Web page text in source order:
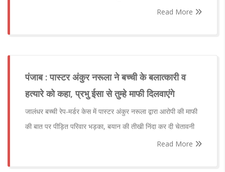
Read More
पंजाब : पास्टर अंकुर नरूला ने बच्ची के बलात्कारी व
हत्यारे को कहा, प्रभु ईसा से तुम्हे माफी दिलवाएंगे
जालंधर बच्ची रेप-मर्डर केस में पास्टर अंकुर नरूला द्वारा आरोपी की माफी
की बात पर पीड़ित परिवार भड़का, बयान की तीखी निंदा कर दी चेतावनी
Read More